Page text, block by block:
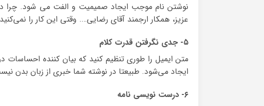
نوشتن نام موجب ایجاد صمیمیت و الفت می شود. چرا در
عزیز، همکار ارجمند آقای رضایی…. وقتی این کار را
۵- جدی نگرفتن قدرت کلام
ایجاد می‌شود. طبیعتا در نوشته شما خبری از زبان بدن
۶- درست نویسی نامه